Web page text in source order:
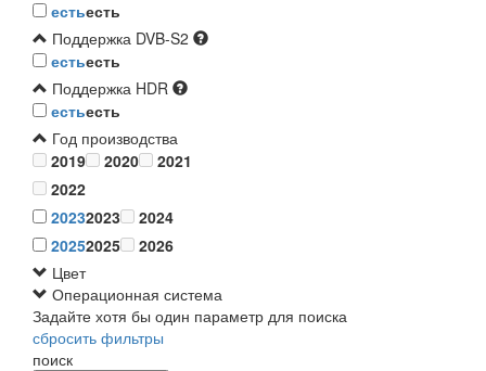
естьесть
Поддержка DVB-S2
естьесть
Поддержка HDR
естьесть
Год производства
2019
2020
2021
2022
20232023
2024
20252025
2026
Цвет
Операционная система
Задайте хотя бы один параметр для поиска
сбросить фильтры
поиск